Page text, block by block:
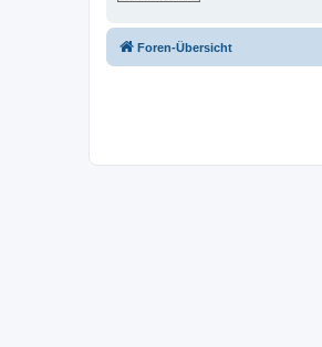
Foren-Übersicht